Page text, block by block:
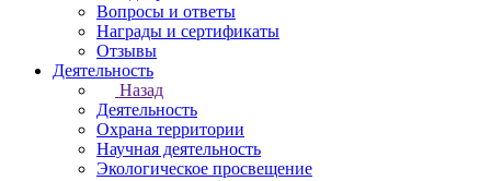
Вопросы и ответы
Награды и сертификаты
Отзывы
Деятельность
Назад
Деятельность
Охрана территории
Научная деятельность
Экологическое просвещение